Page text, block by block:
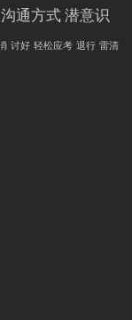
沟通方式潜意识
讨好 轻松应考 退行 雷清